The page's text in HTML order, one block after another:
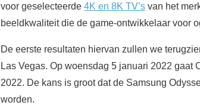
voor geselecteerde 4K en 8K TV’s van het
beeldkwaliteit die de game-ontwikkelaar voor
De eerste resultaten hiervan zullen we
Las Vegas. Op woensdag 5 januari 2022 gaat
2022. De kans is groot dat de Samsung
worden.